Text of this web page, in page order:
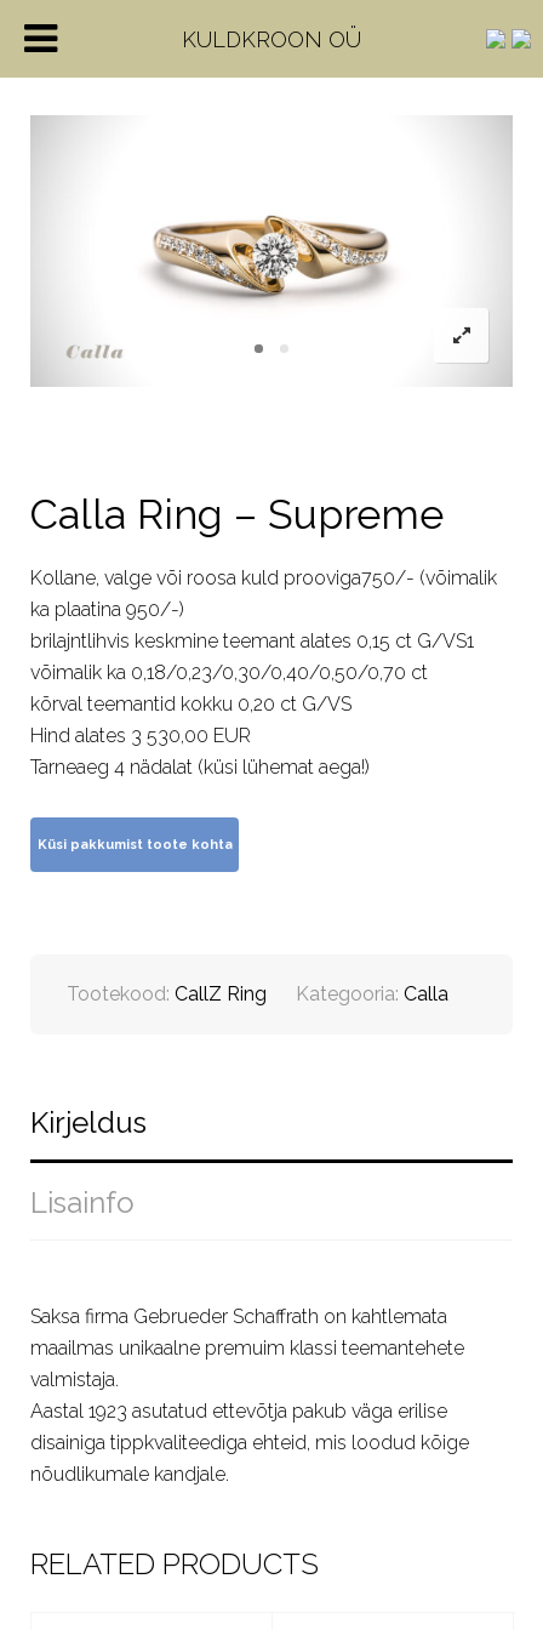
Calla Ring – Supreme
Kollane, valge või roosa kuld prooviga750/- (võimalik
ka plaatina 950/-)
brilajntlihvis keskmine teemant alates 0,15 ct G/VS1
võimalik ka 0,18/0,23/0,30/0,40/0,50/0,70 ct
kõrval teemantid kokku 0,20 ct G/VS
Hind alates 3 530,00 EUR
Tarneaeg 4 nädalat (küsi lühemat aega!)
Tootekood: CallZ Ring Kategooria: Calla
Kirjeldus
Lisainfo
Saksa firma Gebrueder Schaffrath on kahtlemata
maailmas unikaalne premuim klassi teemantehete
valmistaja.
Aastal 1923 asutatud ettevõtja pakub väga erilise
disainiga tippkvaliteediga ehteid, mis loodud kõige
nõudlikumale kandjale.
RELATED PRODUCTS
KULDKROON OÜ